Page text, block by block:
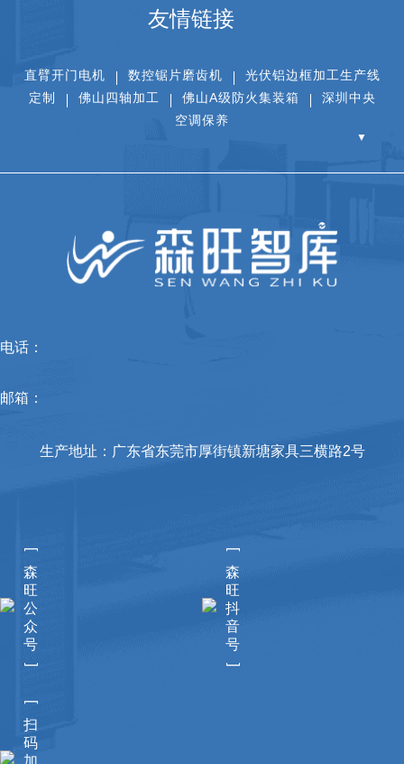
友情链接
直臂开门电机 数控锯片磨齿机
光伏铝边框加工生产线
定制
佛山四轴加工 佛山A级防火集装箱
深圳中央
空调保养
▼
电话：
邮箱：
生产地址：广东省东莞市厚街镇新塘家具三横路2号
[
森
旺
公
众
号
]
[
森
旺
抖
音
号
]
[
扫
码
加